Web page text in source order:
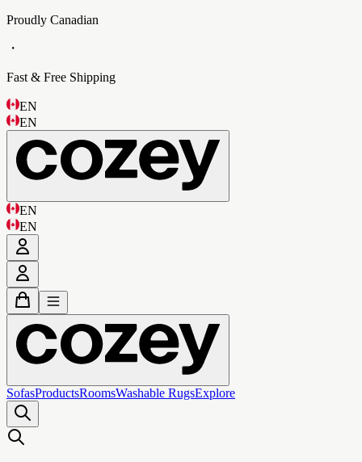
Proudly Canadian
・
Fast & Free Shipping
EN
EN
EN
EN
SofasProductsRoomsWashable RugsExplore